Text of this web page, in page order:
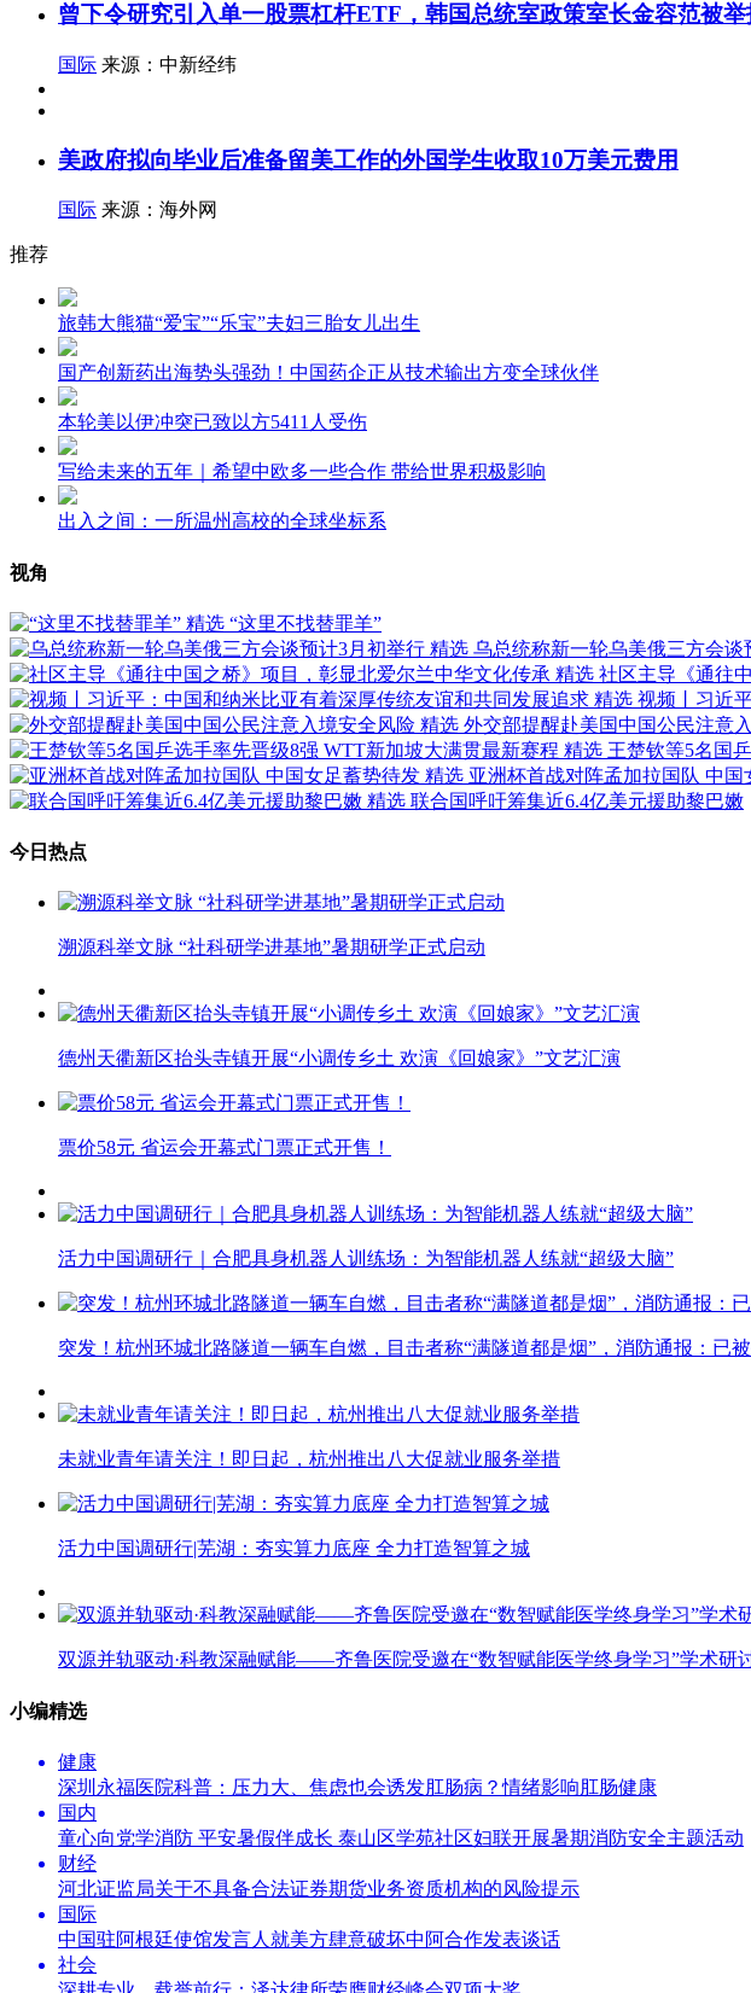
曾下令研究引入单一股票杠杆ETF，韩国总统室政策室长金容范被举
国际 来源：中新经纬
美政府拟向毕业后准备留美工作的外国学生收取10万美元费用
国际 来源：海外网
推荐
旅韩大熊猫“爱宝”“乐宝”夫妇三胎女儿出生
国产创新药出海势头强劲！中国药企正从技术输出方变全球伙伴
本轮美以伊冲突已致以方5411人受伤
写给未来的五年｜希望中欧多一些合作 带给世界积极影响
出入之间：一所温州高校的全球坐标系
视角
精选 “这里不找替罪羊”
精选 乌总统称新一轮乌美俄三方会谈
精选 社区主导《通往
精选 视频丨习近
精选 外交部提醒赴美国中国公民注意
精选 王楚钦等5名国
精选 亚洲杯首战对阵孟加拉国队 中国
精选 联合国呼吁筹集近6.4亿美元援助黎巴嫩
今日热点
溯源科举文脉 “社科研学进基地”暑期研学正式启动
德州天衢新区抬头寺镇开展“小调传乡土 欢演《回娘家》”文艺汇演
票价58元 省运会开幕式门票正式开售！
活力中国调研行｜合肥具身机器人训练场：为智能机器人练就“超级大脑”
突发！杭州环城北路隧道一辆车自燃，目击者称“满隧道都是烟”，消防通报：已
未就业青年请关注！即日起，杭州推出八大促就业服务举措
活力中国调研行|芜湖：夯实算力底座 全力打造智算之城
双源并轨驱动·科教深融赋能——齐鲁医院受邀在“数智赋能医学终身学习”学术研
小编精选
健康
深圳永福医院科普：压力大、焦虑也会诱发肛肠病？情绪影响肛肠健康
国内
童心向党学消防 平安暑假伴成长 泰山区学苑社区妇联开展暑期消防安全主题活动
财经
河北证监局关于不具备合法证券期货业务资质机构的风险提示
国际
中国驻阿根廷使馆发言人就美方肆意破坏中阿合作发表谈话
社会